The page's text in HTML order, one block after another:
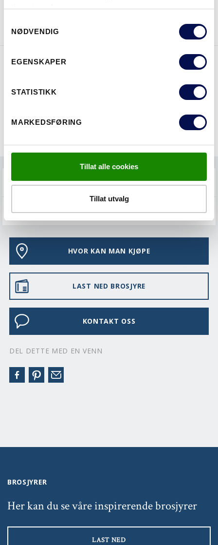
tjenestene deres.
Selection
NØDVENDIG
EGENSKAPER
STATISTIKK
MARKEDSFØRING
Tillat alle cookies
Tillat utvalg
FAQS
VEDLIKEHOLD
HVOR KAN MAN KJØPE
LAST NED BROSJYRE
KONTAKT OSS
DEL DETTE MED EN VENN
BROSJYRER
Her kan du se våre inspirerende brosjyrer
LAST NED